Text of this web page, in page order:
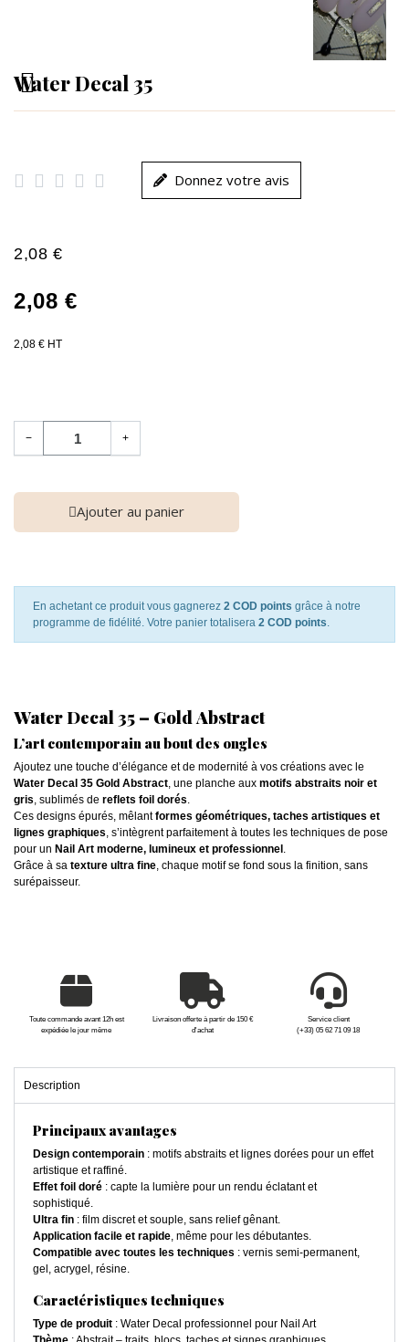
Water Decal 35
     Donnez votre avis
2,08 €
2,08 €
2,08 € HT
− +
Ajouter au panier
En achetant ce produit vous gagnerez 2 COD points grâce à notre
programme de fidélité. Votre panier totalisera 2 COD points.
Water Decal 35 – Gold Abstract
L’art contemporain au bout des ongles
Ajoutez une touche d’élégance et de modernité à vos créations avec le
Water Decal 35 Gold Abstract, une planche aux motifs abstraits noir et
gris, sublimés de reflets foil dorés.
Ces designs épurés, mêlantformes géométriques, taches artistiques et
lignes graphiques, s’intègrent parfaitement à toutes les techniques de pose
pour un Nail Art moderne, lumineux et professionnel .
Grâce à sa texture ultra fine, chaque motif se fond sous la finition, sans
surépaisseur.
Toute commande avant 12h est
expédiée le jour même
Livraison offerte à partir de 150 €
d'achat
Service client
(+33) 05 62 71 09 18
Description
Principaux avantages
Design contemporain : motifs abstraits et lignes dorées pour un effet
artistique et raffiné.
Effet foil doré : capte la lumière pour un rendu éclatant et
sophistiqué.
Ultra fin : film discret et souple, sans relief gênant.
Application facile et rapide, même pour les débutantes.
Compatible avec toutes les techniques : vernis semi-permanent,
gel, acrygel, résine.
Caractéristiques techniques
Type de produit : Water Decal professionnel pour Nail Art